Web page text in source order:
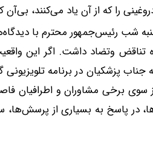
را که از آن یاد می‌کنند،
شب رئیس‌جمهور محترم با
تناقض وتضاد داشت. اگر این
جناب پزشکیان در برنامه
از سوی برخی مشاوران و اطرافیان
در پاسخ به بسیاری از پرسش‌ها،